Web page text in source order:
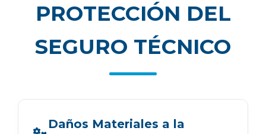
PROTECCIÓN DEL
SEGURO TÉCNICO
Daños Materiales a la